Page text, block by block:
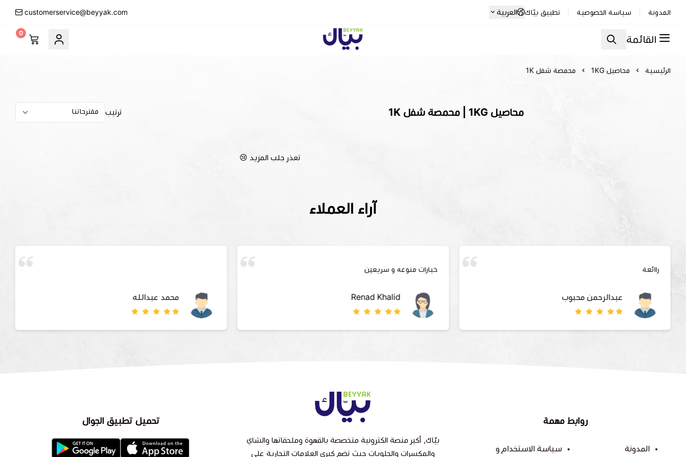
المدونة سياسة الخصوصية تطبيق بيّاك العربية customerservice@beyyak.com
القائمة
Beyyak
0
الرئيسية محاصيل 1KG محمصة شفل 1K
محاصيل 1KG | محمصة شفل 1K ترتيب
تعذر جلب المزيد 😢
آراء العملاء
راائعة
عبدالرحمن محبوب
خيارات منوعه و سريعين
Renad Khalid محمد عبدالله
روابط مهمة
المدونة سياسة الاستخدام و
بيّاك, أكبر منصة الكترونية متخصصة بالقهوة وملحقاتها والشاي
والمكسرات والحلويات حيث تضم كبرى العلامات التجارية على
تحميل تطبيق الجوال